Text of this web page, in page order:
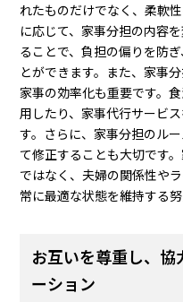
れたものだけでなく、柔軟
に応じて、家事分担の内容
ることで、負担の偏りを防
とができます。また、家事
家事の効率化も重要です。
用したり、家事代行サービ
す。さらに、家事分担のル
て修正することも大切です
ではなく、夫婦の関係性や
常に最適な状態を維持する努
お互いを尊重し、
ーション